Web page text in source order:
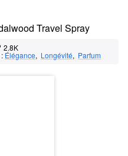
Travel Spray
2.8K
Élégance, Longévité, Parfum